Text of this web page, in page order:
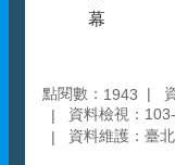
幕
點閱數： 1943
資料檢視：
資料維護：臺